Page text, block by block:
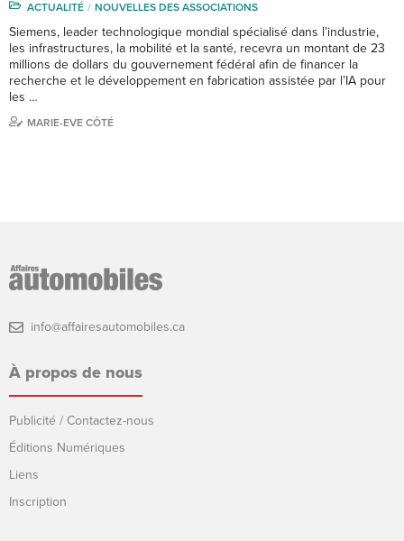
ACTUALITÉ NOUVELLES DES ASSOCIATIONS
Siemens, leader technologique mondial spécialisé dans l’industrie,
les infrastructures, la mobilité et la santé, recevra un montant de 23
millions de dollars du gouvernement fédéral afin de financer la
recherche et le développement en fabrication assistée par l’IA pour
les …
MARIE-EVE CÔTÉ
info@affairesautomobiles.ca
À propos de nous
Publicité / Contactez-nous
Éditions Numériques
Liens
Inscription